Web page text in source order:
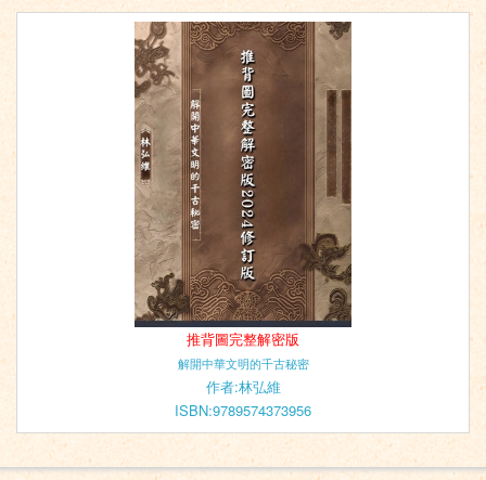
推背圖完整解密版
解開中華文明的千古秘密
作者:林弘維
ISBN:9789574373956